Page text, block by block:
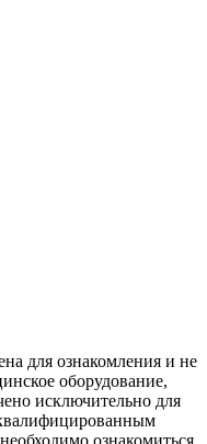
для ознакомления и не
оборудование,
исключительно для
ознакомиться